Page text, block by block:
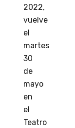
2022,
vuelve
el
martes
30
de
mayo
en
el
Teatro